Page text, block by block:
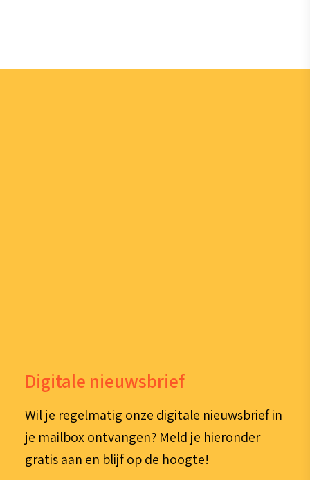
Digitale nieuwsbrief
Wil je regelmatig onze digitale nieuwsbrief in
je mailbox ontvangen? Meld je hieronder
gratis aan en blijf op de hoogte!